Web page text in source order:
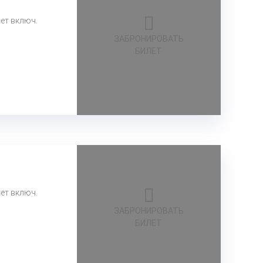
включ.
включ.